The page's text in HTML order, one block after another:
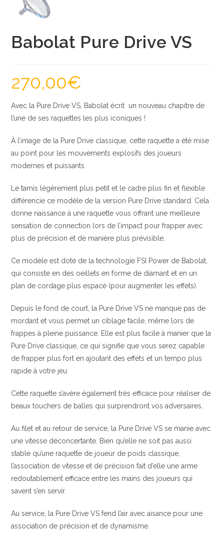
Babolat Pure Drive VS
270,00€
Avec la Pure Drive VS, Babolat écrit un nouveau chapitre de
l’une de ses raquettes les plus iconiques !
À l’image de la Pure Drive classique, cette raquette a été mise
au point pour les mouvements explosifs des joueurs
modernes et puissants.
Le tamis légèrement plus petit et le cadre plus fin et flexible
différencie ce modèle de la version Pure Drive standard. Cela
donne naissance à une raquette vous offrant une meilleure
sensation de connection lors de l’impact pour frapper avec
plus de précision et de manière plus prévisible.
Ce modèle est doté de la technologie FSI Power de Babolat,
qui consiste en des oeillets en forme de diamant et en un
plan de cordage plus espacé (pour augmenter les effets).
Depuis le fond de court, la Pure Drive VS ne manque pas de
mordant et vous permet un ciblage facile, même lors de
frappes à pleine puissance. Elle est plus facile à manier que la
Pure Drive classique, ce qui signifie que vous serez capable
de frapper plus fort en ajoutant des effets et un tempo plus
rapide à votre jeu.
Cette raquette s’avère également très efficace pour réaliser de
beaux touchers de balles qui surprendront vos adversaires.
Au filet et au retour de service, la Pure Drive VS se manie avec
une vitesse déconcertante. Bien qu’elle ne soit pas aussi
stable qu’une raquette de joueur de poids classique,
l’association de vitesse et de précision fait d’elle une arme
redoutablement efficace entre les mains des joueurs qui
savent s’en servir.
Au service, la Pure Drive VS fend l’air avec aisance pour une
association de précision et de dynamisme.